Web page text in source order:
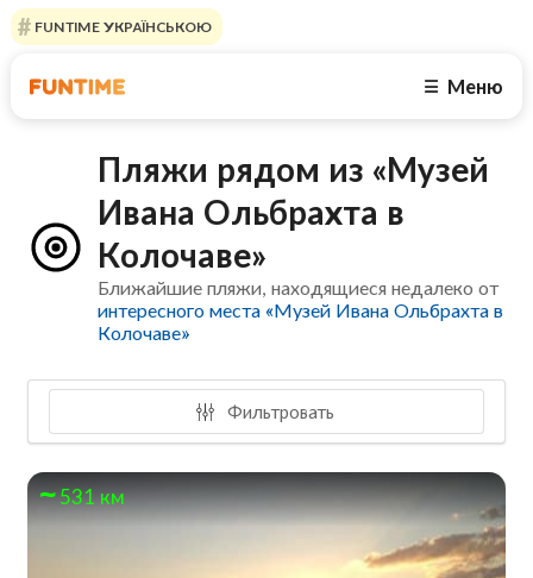
FUNTIME УКРАЇНСЬКОЮ
☰ Меню
Пляжи рядом из «Музей
Ивана Ольбрахта в
Колочаве»
Ближайшие пляжи, находящиеся недалеко от
интересного места «Музей Ивана Ольбрахта в
Колочаве»
Фильтровать
531 км